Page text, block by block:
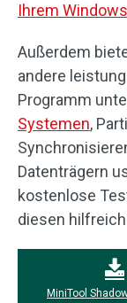
Ihrem
Außerdem
andere
Programm
Systemen,
Datenträgern
kostenlose
diesen
MiniTool